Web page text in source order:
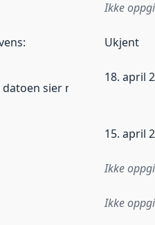
Ikke
: Ukjent
datoen sier når dataene i
18. april
15. april
Ikke
Ikke